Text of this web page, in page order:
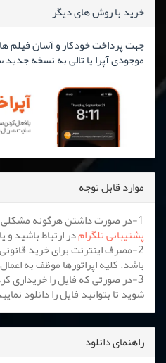
خرید با روش های دیگر
جهت پرداخت خودکار و آسان فیلم
موجودی آپرا یا تالی به نسخه
موارد قابل توجه
1-در صورت داشتن هرگونه مشکلی، لطفا با پشتیبانی آنلاین یا
پشتیبانی تلگرامدر ارتباط باشید و یا
باشد. کلیه اپراتورها موظف به
3-در صورتی که فایل را خریداری
شوید تا بتوانید فایل را دانلود
راهنمای دانلود